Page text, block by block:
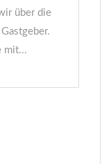
über die
mit...